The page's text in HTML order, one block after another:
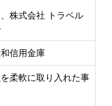
株式会社 トラベル
信用金庫
柔軟に取り入れた事